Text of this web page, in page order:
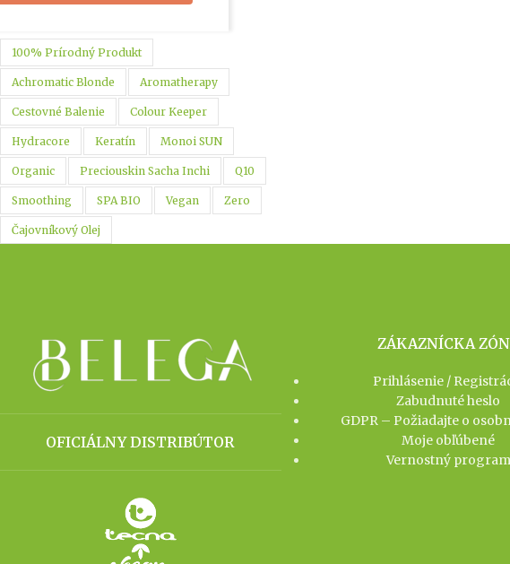
100% Prírodný Produkt
Achromatic Blonde Aromatherapy
Cestovné Balenie Colour Keeper
Hydracore Keratín Monoi SUN
Organic Preciouskin Sacha Inchi Q10
Smoothing SPA BIO Vegan Zero
Čajovníkový Olej
OFICIÁLNY DISTRIBÚTOR
ZÁKAZNÍCKA
Prihlásenie /
Zabudnuté heslo
GDPR – Požiadajte o
Moje obľúbené
Vernostný program